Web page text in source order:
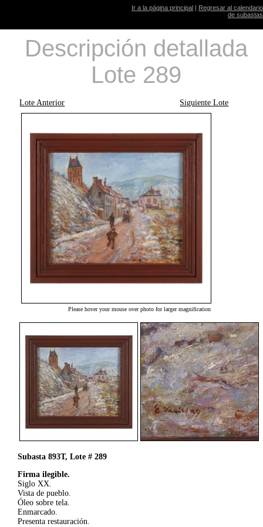
Ir a la página principal | Regresar al calendario
de subastas
Descripción detallada
Lote 289
Lote Anterior Siguiente Lote
Please hover your mouse over photo for larger magnification
Subasta 893T, Lote # 289
Firma ilegible.
Siglo XX.
Vista de pueblo.
Óleo sobre tela.
Enmarcado.
Presenta restauración.